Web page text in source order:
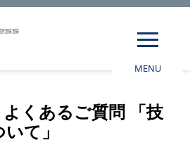
MENU
くあるご質問 「技
て」